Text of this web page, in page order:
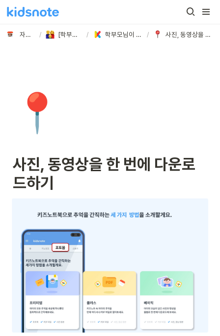
자주 묻는 질문 / [학부모님] 궁금해요! / 학부모님이 가장 궁금해 하시는 질문 BEST / 사진, 동영상을 한 번에 다운로드하기
📍
사진, 동영상을 한 번에 다운로
드하기